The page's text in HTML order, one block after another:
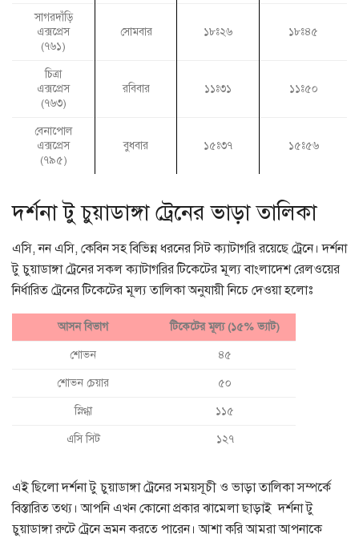
সাগরদাঁড়ি
এক্সপ্রেস
(৭৬১)
সোমবার ১৮ঃ২৬ ১৮ঃ৪৫
চিত্রা
এক্সপ্রেস
(৭৬৩)
রবিবার ১১ঃ৩১ ১১ঃ৫০
বেনাপোল
এক্সপ্রেস
(৭৯৫)
বুধবার ১৫ঃ৩৭ ১৫ঃ৫৬
দর্শনা টু চুয়াডাঙ্গা ট্রেনের ভাড়া তালিকা
এসি, নন এসি, কেবিন সহ বিভিন্ন ধরনের সিট ক্যাটাগরি রয়েছে ট্রেনে। দর্শনা
টু চুয়াডাঙ্গা ট্রেনের সকল ক্যাটাগরির টিকেটের মূল্য বাংলাদেশ রেলওয়ের
নির্ধারিত ট্রেনের টিকেটের মূল্য তালিকা অনুযায়ী নিচে দেওয়া হলোঃ
আসন বিভাগ টিকেটের মূল্য (১৫% ভ্যাট)
শোভন ৪৫
শোভন চেয়ার ৫০
স্নিগ্ধা ১১৫
এসি সিট ১২৭
এই ছিলো দর্শনা টু চুয়াডাঙ্গা ট্রেনের সময়সূচী ও ভাড়া তালিকা সম্পর্কে
বিস্তারিত তথ্য। আপনি এখন কোনো প্রকার ঝামেলা ছাড়াই দর্শনা টু
চুয়াডাঙ্গা রুটে ট্রেনে ভ্রমন করতে পারেন। আশা করি আমরা আপনাকে